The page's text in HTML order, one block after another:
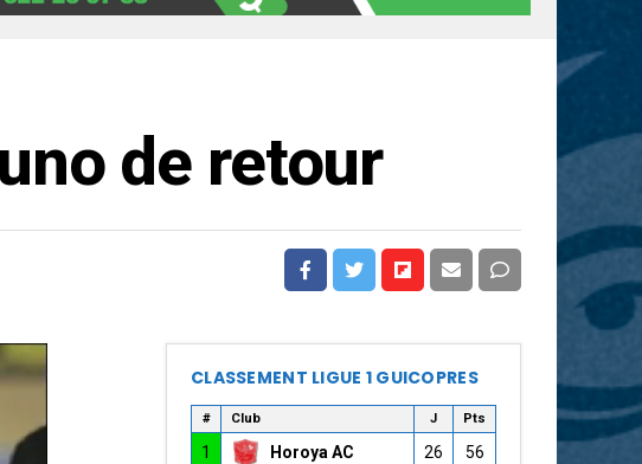
de retour
CLASSEMENT LIGUE 1 GUICOPRES
# Club J Pts
1 Horoya AC 26 56